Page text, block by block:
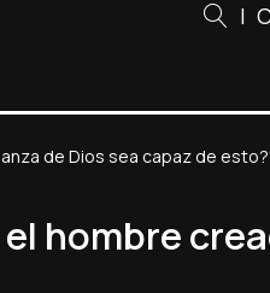
|
de Dios sea capaz de
hombre